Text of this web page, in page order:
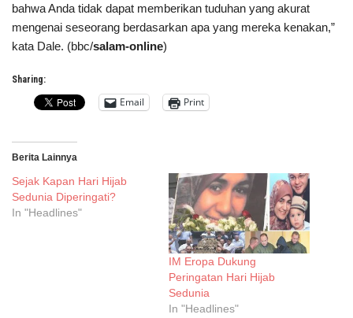
bahwa Anda tidak dapat memberikan tuduhan yang akurat
mengenai seseorang berdasarkan apa yang mereka kenakan,”
kata Dale. (bbc/salam-online)
Sharing:
Email Print
Berita Lainnya
Sejak Kapan Hari Hijab
Sedunia Diperingati?
In "Headlines"
IM Eropa Dukung
Peringatan Hari Hijab
Sedunia
In "Headlines"